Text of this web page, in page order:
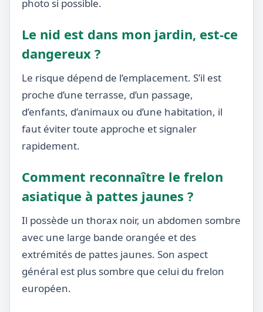
photo si possible.
Le nid est dans mon jardin, est-ce
dangereux ?
Le risque dépend de l’emplacement. S’il est
proche d’une terrasse, d’un passage,
d’enfants, d’animaux ou d’une habitation, il
faut éviter toute approche et signaler
rapidement.
Comment reconnaître le frelon
asiatique à pattes jaunes ?
Il possède un thorax noir, un abdomen sombre
avec une large bande orangée et des
extrémités de pattes jaunes. Son aspect
général est plus sombre que celui du frelon
européen.